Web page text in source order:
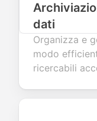
dati
Organizza e
modo
ricercabili